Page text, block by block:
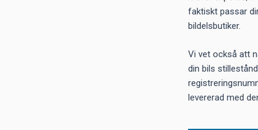
faktiskt passar
bildelsbutiker.
Vi vet också att
din bils
levererad med